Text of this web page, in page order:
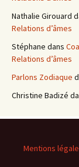
Nathalie Girouard
Relations d’âmes
Stéphane dans
Relations d’âmes
Parlons Zodiaque
Christine Badizé
Mentions